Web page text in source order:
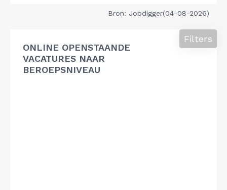
Bron: Jobdigger(04-08-2026)
ONLINE OPENSTAANDE
VACATURES NAAR
BEROEPSNIVEAU
Filters